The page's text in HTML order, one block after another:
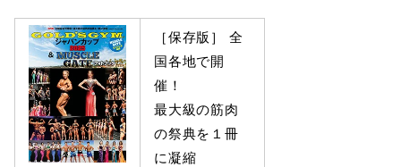
［保存版］ 全
国各地で開
催！
最大級の筋肉
の祭典を１冊
に凝縮